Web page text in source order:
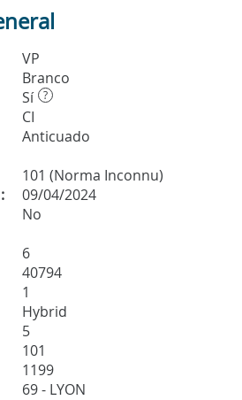
VP
Branco
Sí ?
CI
Anticuado
101 (Norma Inconnu)
09/04/2024
No
6
40794
1
Hybrid
5
101
1199
69 - LYON